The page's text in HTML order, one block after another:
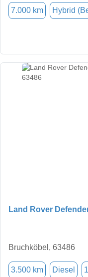
7.000 km Hybrid
Land Rover
Bruchköbel, 63486
3.500 km Diesel